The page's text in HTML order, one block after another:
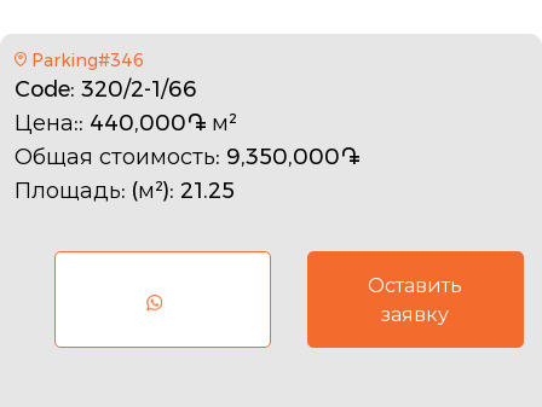
Parking#346
Code: 320/2-1/66
Цена:: 440,000֏ м²
Общая стоимость: 9,350,000֏
Площадь: (м²): 21.25
Оставить
заявку